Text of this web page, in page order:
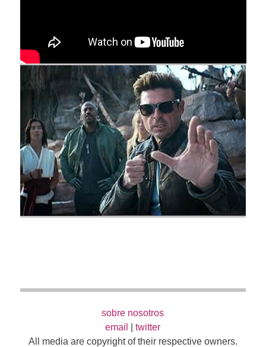
sobre nosotros
email
|twitter
All media are copyright of their respective owners.